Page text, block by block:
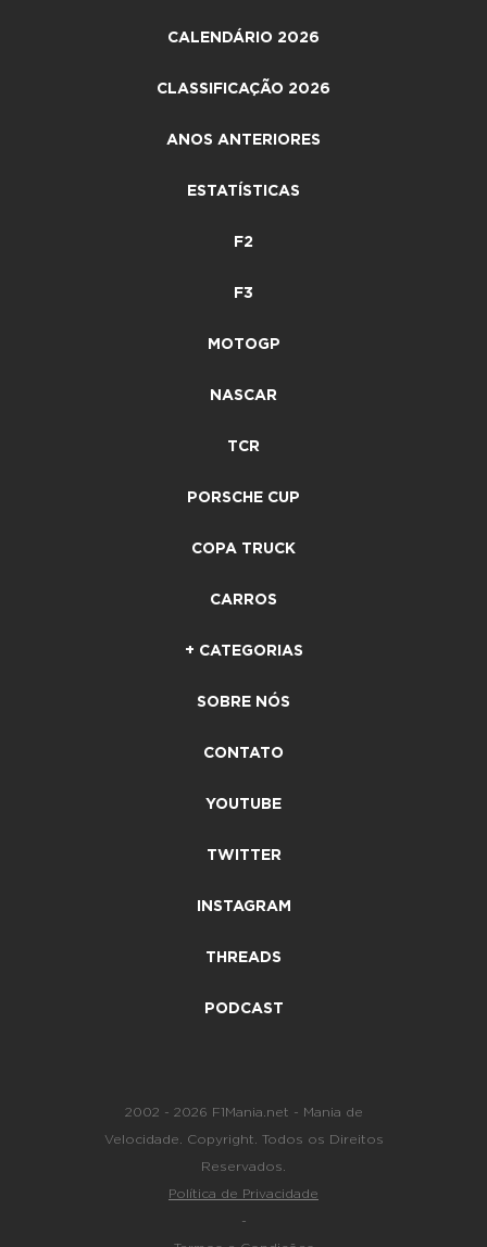
CALENDÁRIO 2026
CLASSIFICAÇÃO 2026
ANOS ANTERIORES
ESTATÍSTICAS
F2
F3
MOTOGP
NASCAR
TCR
PORSCHE CUP
COPA TRUCK
CARROS
+ CATEGORIAS
SOBRE NÓS
CONTATO
YOUTUBE
TWITTER
INSTAGRAM
THREADS
PODCAST
2002 - 2026 F1Mania.net - Mania de
Velocidade. Copyright. Todos os Direitos
Reservados.
Política de Privacidade
-